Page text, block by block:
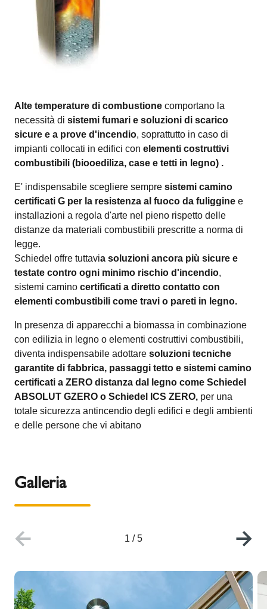
Alte temperature di combustione comportano la
necessità di sistemi fumari e soluzioni di scarico
sicure e a prove d'incendio, soprattutto in caso di
impianti collocati in edifici con elementi costruttivi
combustibili (biooediliza, case e tetti in legno) .
E' indispensabile scegliere sempre sistemi camino
certificati G per la resistenza al fuoco da fuliggine e
installazioni a regola d'arte nel pieno rispetto delle
distanze da materiali combustibili prescritte a norma di
legge.
Schiedel offre tuttavia soluzioni ancora più sicure e
testate contro ogni minimo rischio d'incendio,
sistemi camino certificati a diretto contatto con
elementi combustibili come travi o pareti in legno.
In presenza di apparecchi a biomassa in combinazione
con edilizia in legno o elementi costruttivi combustibili,
diventa indispensabile adottare soluzioni tecniche
garantite di fabbrica, passaggi tetto e sistemi camino
certificati a ZERO distanza dal legno come Schiedel
ABSOLUT GZERO o Schiedel ICS ZERO, per una
totale sicurezza antincendio degli edifici e degli ambienti
e delle persone che vi abitano
Galleria
1 / 5